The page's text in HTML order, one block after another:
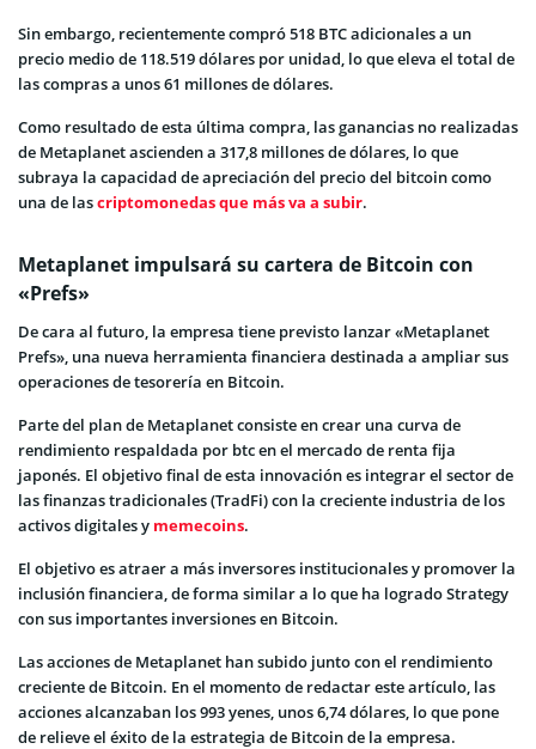
Sin embargo, recientemente compró 518 BTC adicionales a un
precio medio de 118.519 dólares por unidad, lo que eleva el total de
las compras a unos 61 millones de dólares.
Como resultado de esta última compra, las ganancias no realizadas
de Metaplanet ascienden a 317,8 millones de dólares, lo que
subraya la capacidad de apreciación del precio del bitcoin como
una de lascriptomonedas que más va a subir.
Metaplanet impulsará su cartera de Bitcoin con
«Prefs»
De cara al futuro, la empresa tiene previsto lanzar «Metaplanet
Prefs», una nueva herramienta financiera destinada a ampliar sus
operaciones de tesorería en Bitcoin.
Parte del plan de Metaplanet consiste en crear una curva de
rendimiento respaldada por btc en el mercado de renta fija
japonés. El objetivo final de esta innovación es integrar el sector de
las finanzas tradicionales (TradFi) con la creciente industria de los
activos digitales y memecoins.
El objetivo es atraer a más inversores institucionales y promover la
inclusión financiera, de forma similar a lo que ha logrado Strategy
con sus importantes inversiones en Bitcoin.
Las acciones de Metaplanet han subido junto con el rendimiento
creciente de Bitcoin. En el momento de redactar este artículo, las
acciones alcanzaban los 993 yenes, unos 6,74 dólares, lo que pone
de relieve el éxito de la estrategia de Bitcoin de la empresa.